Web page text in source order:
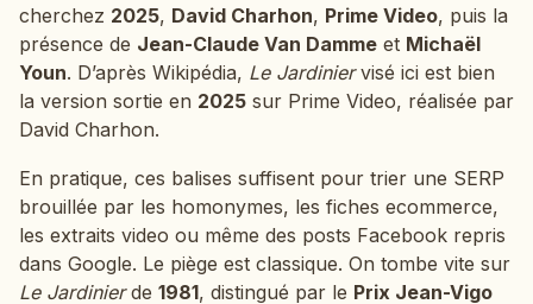
cherchez 2025, David Charhon, Prime Video, puis la
présence de Jean-Claude Van Damme et Michaël
Youn. D’après Wikipédia, Le Jardiniervisé ici est bien
la version sortie en 2025 sur Prime Video, réalisée par
David Charhon.
En pratique, ces balises suffisent pour trier une SERP
brouillée par les homonymes, les fiches ecommerce,
les extraits video ou même des posts Facebook repris
dans Google. Le piège est classique. On tombe vite sur
Le Jardinierde 1981, distingué par le Prix Jean-Vigo